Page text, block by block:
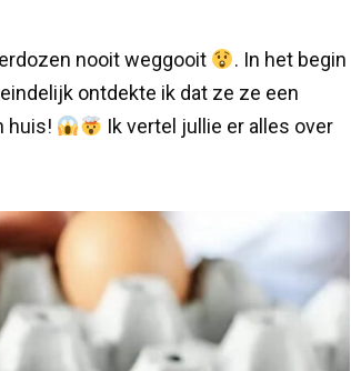
nooit weggooit
. In het begin
ontdekte ik dat ze ze een
huis!
Ik vertel jullie er alles over